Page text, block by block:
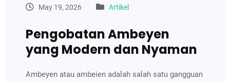
May 19, 2026 Artikel
Pengobatan Ambeyen
yang Modern dan Nyaman
Ambeyen atau ambeien adalah salah satu gangguan